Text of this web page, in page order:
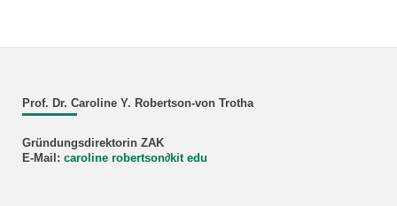
Prof. Dr. Caroline Y. Robertson-von Trotha
Gründungsdirektorin ZAK
E-Mail: caroline robertson∂kit edu